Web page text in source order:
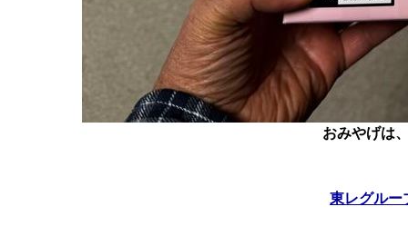
おみやげは
東レグルー